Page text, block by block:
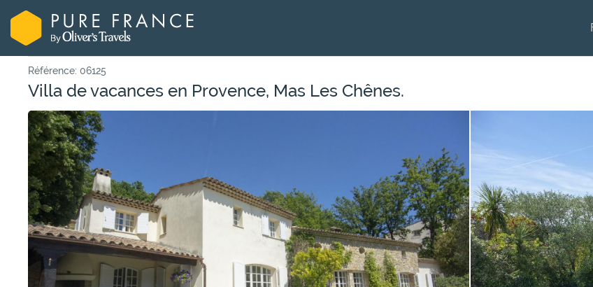
Référence: 06125
Villa de vacances en Provence, Mas Les Chênes.